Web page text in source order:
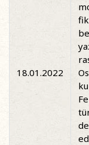
18.01.2022